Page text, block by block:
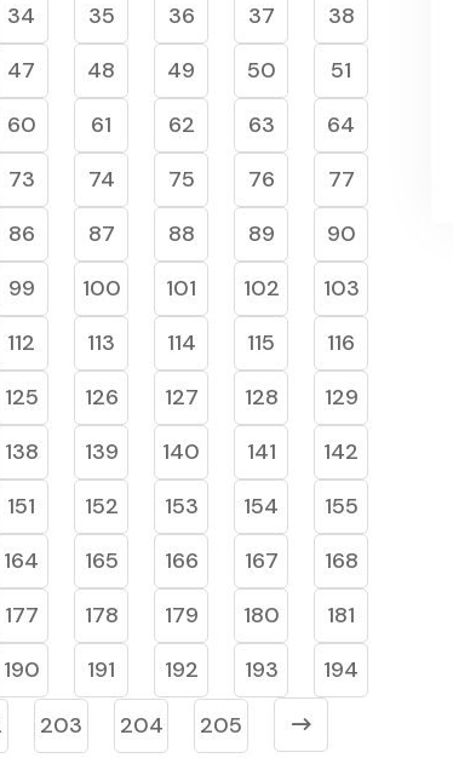
34 35 36 37
38
47 48 49 50
51
60 61 62 63
64
73 74 75 76
77
86 87 88 89
90
99 100 101 102
103
112 113 114 115
116
125 126 127 128
129
138 139 140 141
142
151 152 153 154
155
164 165 166 167
168
177 178 179 180
181
190 191 192 193
194
203 204 205